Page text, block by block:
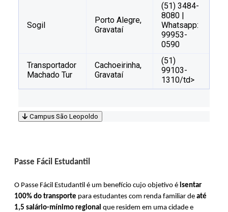
Sogil
Porto Alegre,
Gravataí
(51) 3484-
8080 |
Whatsapp:
99953-
0590
Transportador
Machado Tur
Cachoeirinha,
Gravataí
(51)
99103-
1310/td>
Campus São Leopoldo
Passe Fácil Estudantil
O Passe Fácil Estudantil é um benefício cujo objetivo é isentar
100% do transporte para estudantes com renda familiar de até
1,5 salário-mínimo regional que residem em uma cidade e